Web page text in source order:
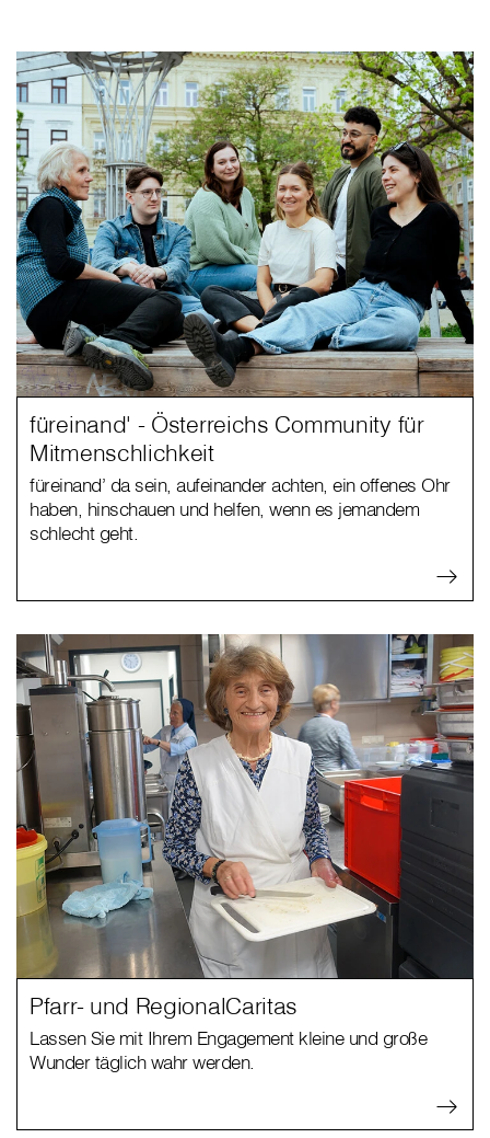
füreinand' - Österreichs Community für
Mitmenschlichkeit
füreinand’ da sein, aufeinander achten, ein offenes Ohr
haben, hinschauen und helfen, wenn es jemandem
schlecht geht.
Pfarr- und RegionalCaritas
Lassen Sie mit Ihrem Engagement kleine und große
Wunder täglich wahr werden.